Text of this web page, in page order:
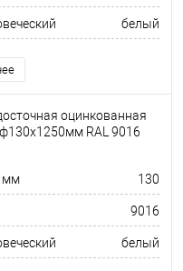
белый
оцинкованная
RAL 9016
мм 130
9016
белый